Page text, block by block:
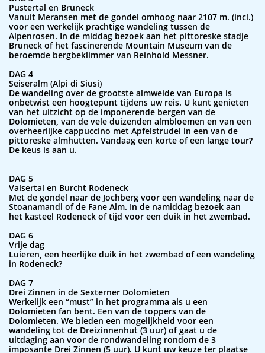
Pustertal en Bruneck
Vanuit Meransen met de gondel omhoog naar 2107 m. (incl.)
voor een werkelijk prachtige wandeling tussen de
Alpenrosen. In de middag bezoek aan het pittoreske stadje
Bruneck of het fascinerende Mountain Museum van de
beroemde bergbeklimmer van Reinhold Messner.
DAG 4
Seiseralm (Alpi di Siusi)
De wandeling over de grootste almweide van Europa is
onbetwist een hoogtepunt tijdens uw reis. U kunt genieten
van het uitzicht op de imponerende bergen van de
Dolomieten, van de vele duizenden almbloemen en van een
overheerlijke cappuccino met Apfelstrudel in een van de
pittoreske almhutten. Vandaag een korte of een lange tour?
De keus is aan u.
DAG 5
Valsertal en Burcht Rodeneck
Met de gondel naar de Jochberg voor een wandeling naar de
Stoanamandl of de Fane Alm. In de namiddag bezoek aan
het kasteel Rodeneck of tijd voor een duik in het zwembad.
DAG 6
Vrije dag
Luieren, een heerlijke duik in het zwembad of een wandeling
in Rodeneck?
DAG 7
Drei Zinnen in de Sexterner Dolomieten
Werkelijk een “must” in het programma als u een
Dolomieten fan bent. Een van de toppers van de
Dolomieten. We bieden een mogelijkheid voor een
wandeling tot de Dreizinnenhut (3 uur) of gaat u de
uitdaging aan voor de rondwandeling rondom de 3
imposante Drei Zinnen (5 uur). U kunt uw keuze ter plaatse